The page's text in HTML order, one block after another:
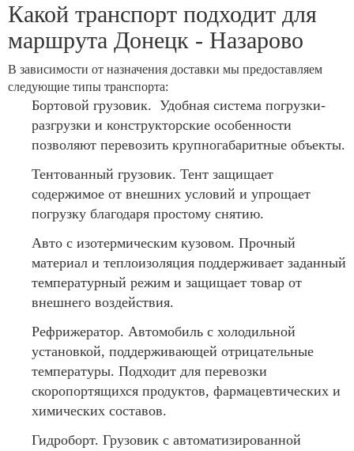
Какой транспорт подходит для
маршрута Донецк - Назарово
В зависимости от назначения доставки мы предоставляем
следующие типы транспорта:
Бортовой грузовик. Удобная система погрузки-
разгрузки и конструкторские особенности
позволяют перевозить крупногабаритные объекты.
Тентованный грузовик. Тент защищает
содержимое от внешних условий и упрощает
погрузку благодаря простому снятию.
Авто с изотермическим кузовом. Прочный
материал и теплоизоляция поддерживает заданный
температурный режим и защищает товар от
внешнего воздействия.
Рефрижератор. Автомобиль с холодильной
установкой, поддерживающей отрицательные
температуры. Подходит для перевозки
скоропортящихся продуктов, фармацевтических и
химических составов.
Гидроборт. Грузовик с автоматизированной